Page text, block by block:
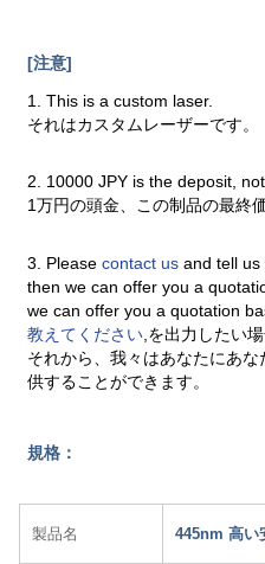
[注意]
1. This is a custom laser.
それはカスタムレーザーです。
2. 10000 JPY is the deposit,
1万円の頭金、この制品の最終
3. Pleasecontact usand tell us
then we can offer you a
we can offer you a quotation
教えてください ,を出力したい
それから、我々はあなたにあ
供することができます。
規格：
製品名 445nm 高い